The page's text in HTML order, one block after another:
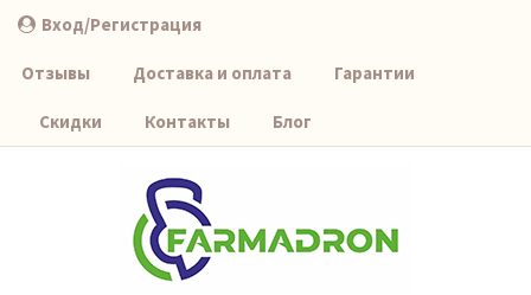
Вход/Регистрация
Отзывы Доставка и оплата Гарантии
Скидки Контакты Блог